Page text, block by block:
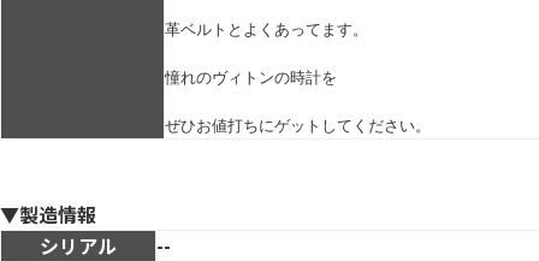
革ベルトとよくあってます。
憧れのヴィトンの時計を
ぜひお値打ちにゲットしてください。
▼製造情報
シリアル
--